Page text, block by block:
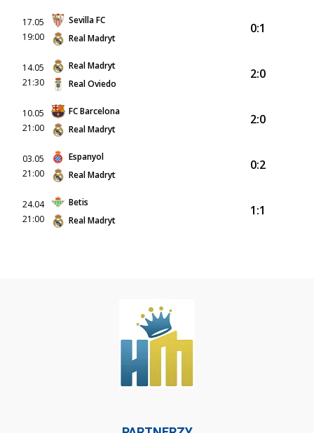
17.05
19:00
Sevilla FC
Real Madryt
0:1
14.05
21:30
Real Madryt
Real Oviedo
2:0
10.05
21:00
FC Barcelona
Real Madryt
2:0
03.05
21:00
Espanyol
Real Madryt
0:2
24.04
21:00
Betis
Real Madryt
1:1